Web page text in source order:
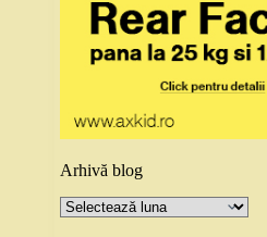
Arhivă blog
Arhivă
blog